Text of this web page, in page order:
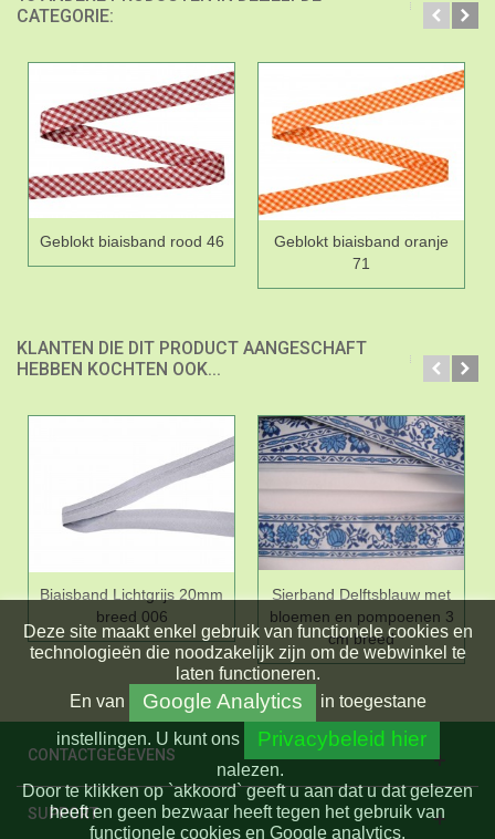
CATEGORIE:
Geblokt biaisband rood 46
Geblokt biaisband oranje
71
KLANTEN DIE DIT PRODUCT AANGESCHAFT
HEBBEN KOCHTEN OOK...
Biaisband Lichtgrijs 20mm
breed 006
Sierband Delftsblauw met
bloemen en pompoenen 3
cm breed
CONTACTGEGEVENS
SUPPORT
Deze site maakt enkel gebruik van functionele cookies en
technologieën die noodzakelijk zijn om de webwinkel te
laten functioneren.
En van Google Analytics
in toegestane
instellingen. U kunt ons Privacybeleid hier
nalezen.
Door te klikken op `akkoord` geeft u aan dat u dat gelezen
heeft en geen bezwaar heeft tegen het gebruik van
functionele cookies en Google analytics.